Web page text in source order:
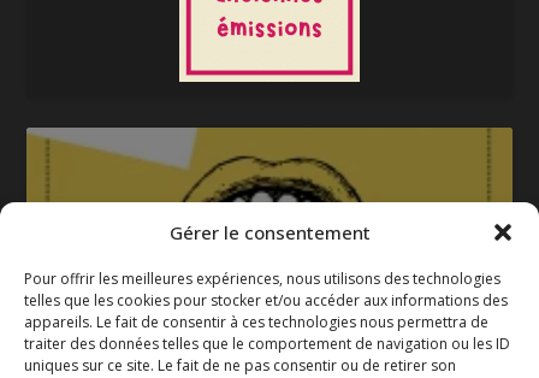
Gérer le consentement
Pour offrir les meilleures expériences, nous utilisons des technologies
telles que les cookies pour stocker et/ou accéder aux informations des
appareils. Le fait de consentir à ces technologies nous permettra de
traiter des données telles que le comportement de navigation ou les ID
uniques sur ce site. Le fait de ne pas consentir ou de retirer son
La gazette 2025-2026